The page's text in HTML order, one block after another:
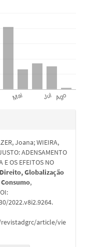
Joana; WIEIRA,
ADENSAMENTO
E OS EFEITOS NO
Globalização
,
2022.v8i2.9264.
article/vie